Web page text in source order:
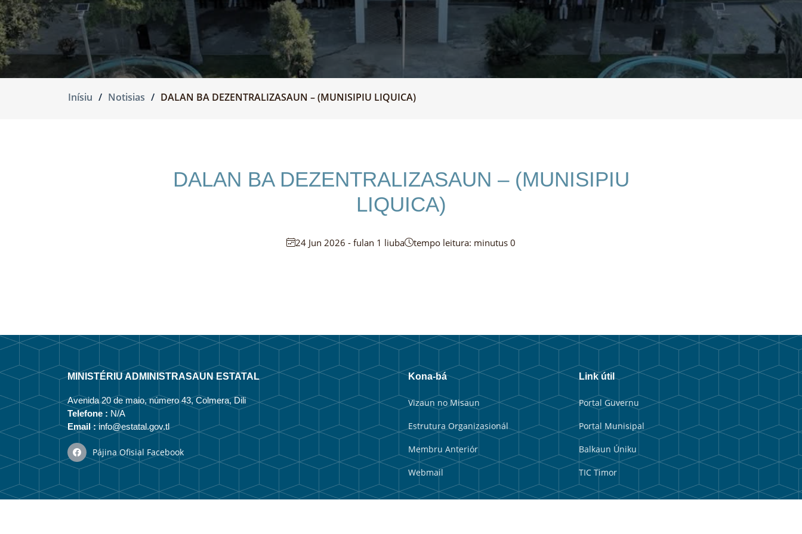
Inísiu Notisias DALAN BA DEZENTRALIZASAUN – (MUNISIPIU LIQUICA)
DALAN BA DEZENTRALIZASAUN – (MUNISIPIU
LIQUICA)
24 Jun 2026 - fulan 1 liuba tempo leitura: minutus 0
MINISTÉRIU ADMINISTRASAUN ESTATAL
Avenida 20 de maio, número 43, Colmera, Dili
Telefone : N/A
Email :info@estatal.gov.tl
Pájina Ofisial Facebook
Kona-bá
Vizaun no Misaun
Estrutura Organizasionál
Membru Anteriór
Webmail
Link útil
Portal Guvernu
Portal Munisipal
Balkaun Úniku
TIC Timor